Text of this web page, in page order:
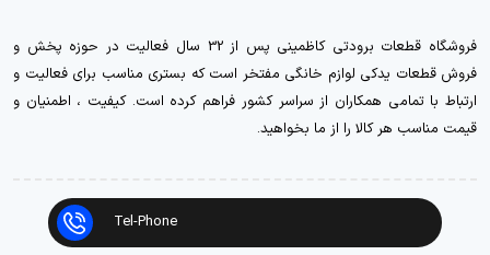
فروشگاه قطعات برودتی کاظمینی پس از 32 سال فعالیت در حوزه پخش و
فروش قطعات یدکی لوازم خانگی مفتخر است که بستری مناسب برای فعالیت و
ارتباط با تمامی همکاران از سراسر کشور فراهم کرده است. کیفیت ، اطمنیان و
قیمت مناسب هر کالا را از ما بخواهید.
Tel-Phone